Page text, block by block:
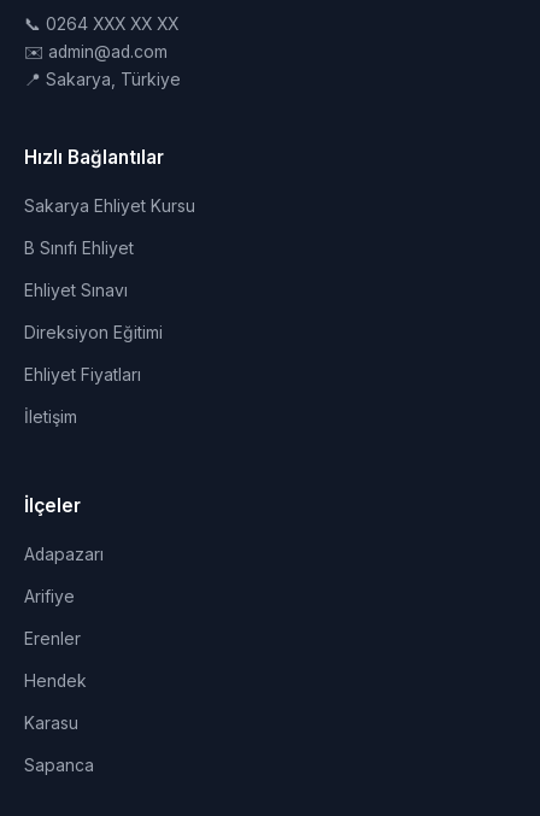
📞 0264 XXX XX XX
✉️ admin@ad.com
📍 Sakarya, Türkiye
Hızlı Bağlantılar
Sakarya Ehliyet Kursu
B Sınıfı Ehliyet
Ehliyet Sınavı
Direksiyon Eğitimi
Ehliyet Fiyatları
İletişim
İlçeler
Adapazarı
Arifiye
Erenler
Hendek
Karasu
Sapanca